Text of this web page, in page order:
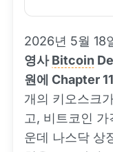
2026년 5월 18
영사Bitcoin
원에 Chapter
개의 키오스크
고, 비트코인
운데 나스닥 상